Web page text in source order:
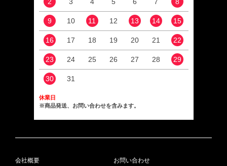
2 3 4 5 6 7 8
9 10 11 12 13 14 15
16 17 18 19 20 21 22
23 24 25 26 27 28 29
30 31
休業日
※商品発送、お問い合わせを含みます。
会社概要 お問い合わせ